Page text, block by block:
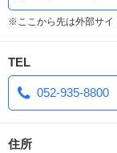
※ここから先は外部サイ
TEL
052-935-8800
住所